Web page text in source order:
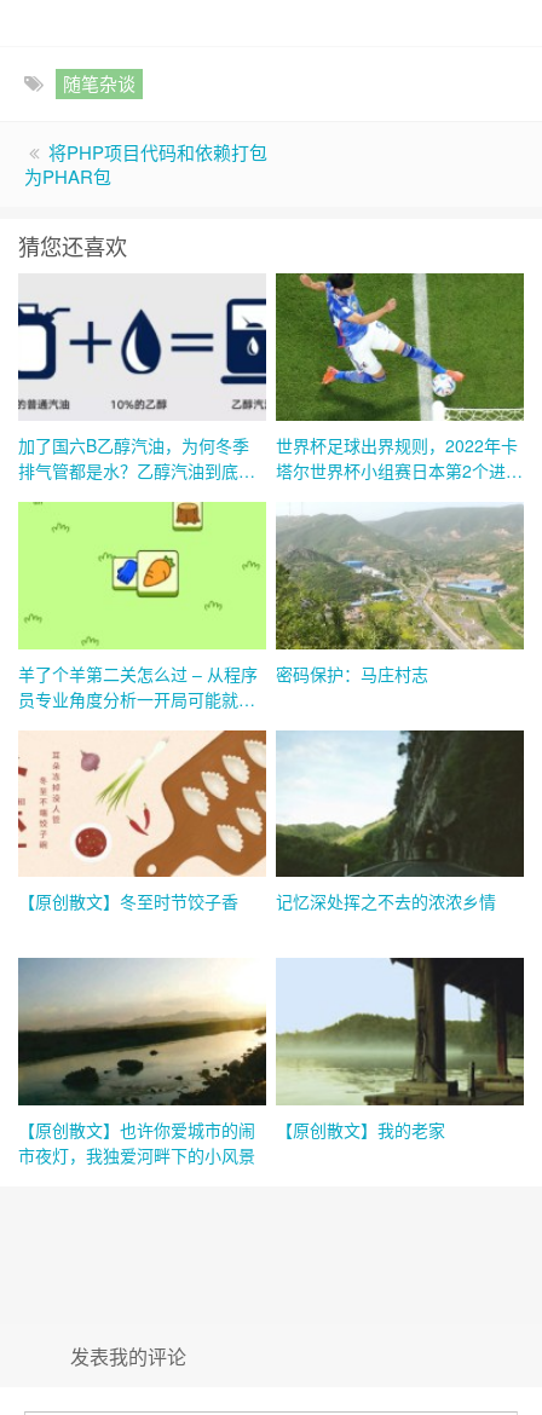
随笔杂谈
将PHP项目代码和依赖打包
为PHAR包
猜您还喜欢
加了国六B乙醇汽油，为何冬季
排气管都是水？乙醇汽油到底耐
世界杯足球出界规则，2022年卡
塔尔世界杯小组赛日本第2个进球
羊了个羊第二关怎么过 – 从程序
员专业角度分析一开局可能就是
密码保护：马庄村志
【原创散文】冬至时节饺子香 记忆深处挥之不去的浓浓乡情
【原创散文】也许你爱城市的闹
市夜灯，我独爱河畔下的小风景
【原创散文】我的老家
发表我的评论